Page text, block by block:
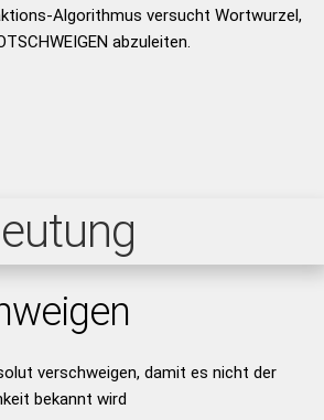
Algorithmus versucht Wortwurzel,
abzuleiten.
verschweigen, damit es nicht der
bekannt wird